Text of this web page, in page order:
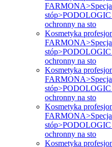
ochronny na sto
Kosmetyka
ochronny na sto
Kosmetyka
ochronny na sto
Kosmetyka
ochronny na sto
Kosmetyka